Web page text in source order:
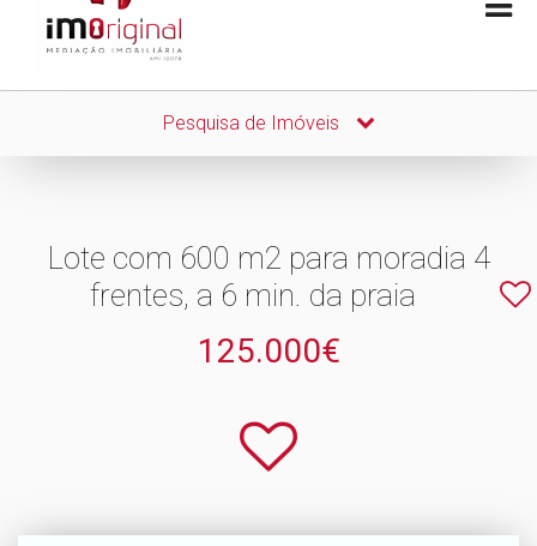
Pesquisa de Imóveis
Lote com 600 m2 para moradia 4
frentes, a 6 min. da praia
125.000€